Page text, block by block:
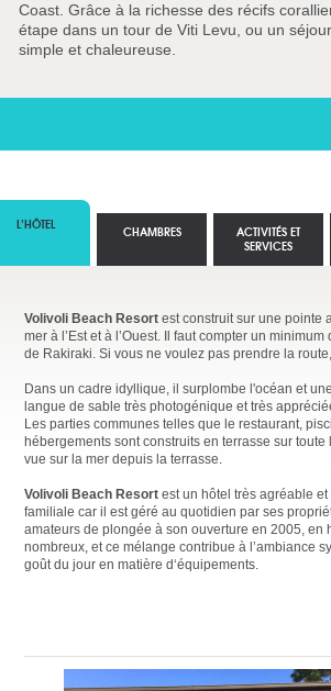
Coast. Grâce à la richesse des récifs
étape dans un tour de Viti Levu, ou un
simple et chaleureuse.
L’HÔTEL
Volivoli Beach Resort est construit sur une pointe
mer à l’Est et à l’Ouest. Il faut compter un
de Rakiraki. Si vous ne voulez pas prendre la
Dans un cadre idyllique, il surplombe l'océan et
langue de sable très photogénique et très
Les parties communes telles que le restaurant,
hébergements sont construits en terrasse sur
vue sur la mer depuis la terrasse.
Volivoli Beach Resort est un hôtel très agréable
familiale car il est géré au quotidien par ses
amateurs de plongée à son ouverture en 2005,
nombreux, et ce mélange contribue à l’ambiance
goût du jour en matière d‘équipements.
CHAMBRES
ACTIVITÉS ET
SERVICES